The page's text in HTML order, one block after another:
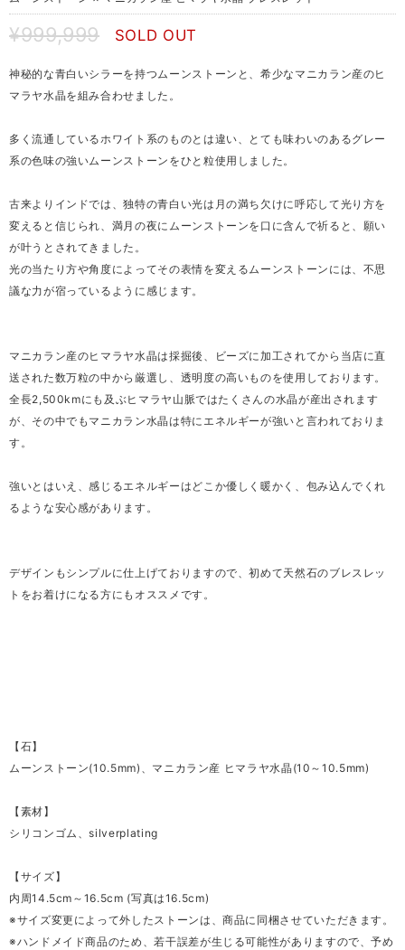
¥999,999 SOLD OUT
神秘的な青白いシラーを持つムーンストーンと、希少なマニカラン産のヒ
マラヤ水晶を組み合わせました。
多く流通しているホワイト系のものとは違い、とても味わいのあるグレー
系の色味の強いムーンストーンをひと粒使用しました。
古来よりインドでは、独特の青白い光は月の満ち欠けに呼応して光り方を
変えると信じられ、満月の夜にムーンストーンを口に含んで祈ると、願い
が叶うとされてきました。
光の当たり方や角度によってその表情を変えるムーンストーンには、不思
議な力が宿っているように感じます。
マニカラン産のヒマラヤ水晶は採掘後、ビーズに加工されてから当店に直
送された数万粒の中から厳選し、透明度の高いものを使用しております。
全長2,500kmにも及ぶヒマラヤ山脈ではたくさんの水晶が産出されます
が、その中でもマニカラン水晶は特にエネルギーが強いと言われておりま
す。
強いとはいえ、感じるエネルギーはどこか優しく暖かく、包み込んでくれ
るような安心感があります。
デザインもシンプルに仕上げておりますので、初めて天然石のブレスレッ
トをお着けになる方にもオススメです。
【石】
ムーンストーン(10.5mm)、マニカラン産 ヒマラヤ水晶(10～10.5mm)
【素材】
シリコンゴム、silverplating
【サイズ】
内周14.5cm～16.5cm (写真は16.5cm)
※サイズ変更によって外したストーンは、商品に同梱させていただきます。
※ハンドメイド商品のため、若干誤差が生じる可能性がありますので、予め